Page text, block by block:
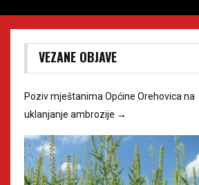
VEZANE OBJAVE
Poziv mještanima Općine Orehovica na
uklanjanje ambrozije →